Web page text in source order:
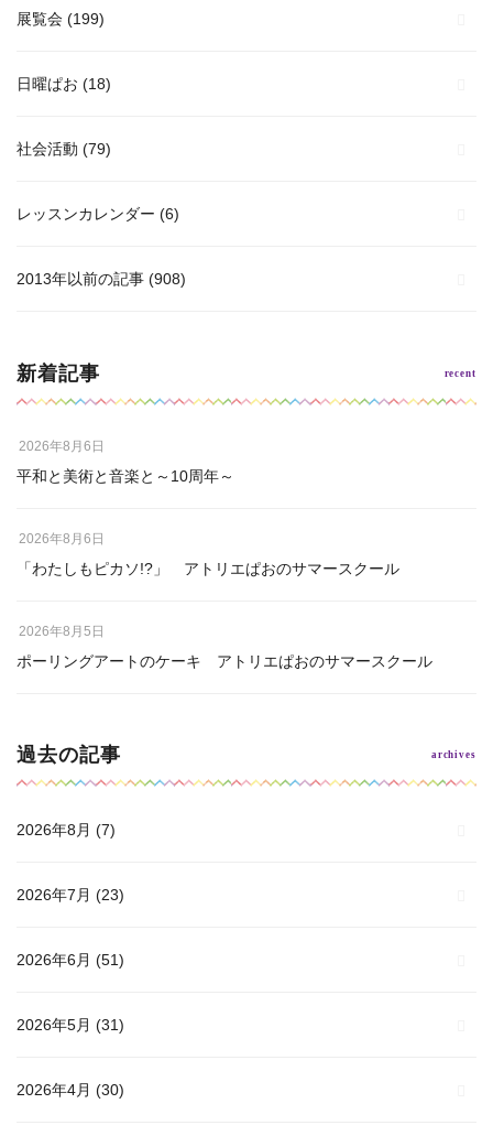
展覧会 (199)
日曜ぱお (18)
社会活動 (79)
レッスンカレンダー (6)
2013年以前の記事 (908)
新着記事
平和と美術と音楽と～10周年～
2026年8月6日
「わたしもピカソ!?」 アトリエぱおのサマースクール
2026年8月6日
ポーリングアートのケーキ アトリエぱおのサマースクール
2026年8月5日
過去の記事
2026年8月 (7)
2026年7月 (23)
2026年6月 (51)
2026年5月 (31)
2026年4月 (30)